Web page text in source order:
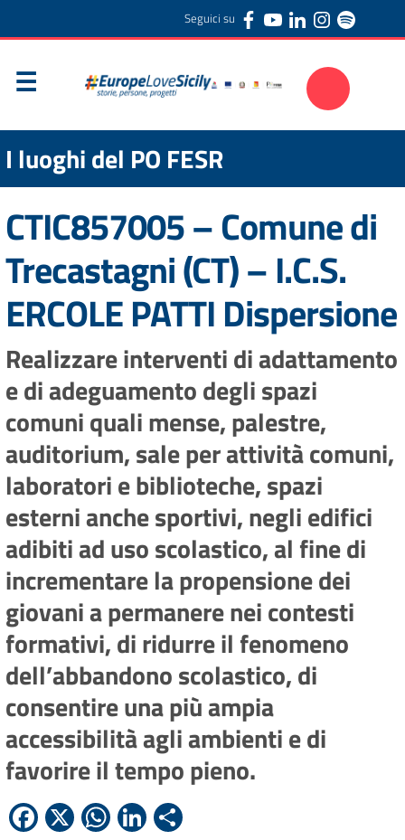
Seguici su
I luoghi del PO FESR
CTIC857005 – Comune di
Trecastagni (CT) – I.C.S.
ERCOLE PATTI Dispersione
Realizzare interventi di adattamento
e di adeguamento degli spazi
comuni quali mense, palestre,
auditorium, sale per attività comuni,
laboratori e biblioteche, spazi
esterni anche sportivi, negli edifici
adibiti ad uso scolastico, al fine di
incrementare la propensione dei
giovani a permanere nei contesti
formativi, di ridurre il fenomeno
dell’abbandono scolastico, di
consentire una più ampia
accessibilità agli ambienti e di
favorire il tempo pieno.
Facebook
X WhatsApp
LinkedIn